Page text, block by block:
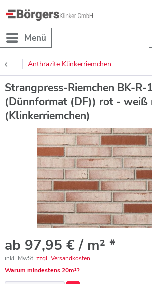
Menü
Anthrazite Klinkerriemchen
Strangpress-Riemchen BK-
(Dünnformat (DF)) rot - weiß
(Klinkerriemchen)
ab 97,95 € / m² *
inkl. MwSt. zzgl. Versandkosten
Warum mindestens 20m²?